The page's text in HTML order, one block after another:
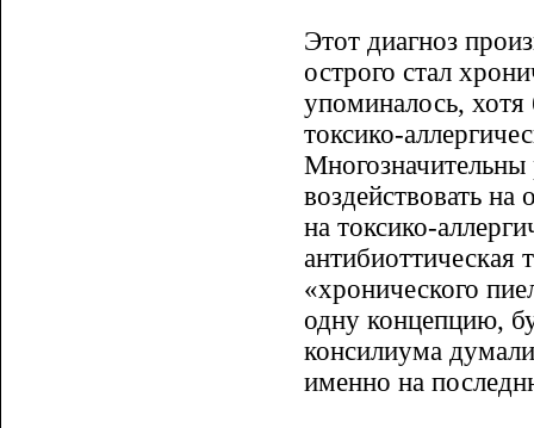
Этот диагноз
острого стал
упоминалось, хотя
токсико-
воздействовать на
на токсико-
антибиоттическая
«хронического
одну концепцию,
консилиума
именно на